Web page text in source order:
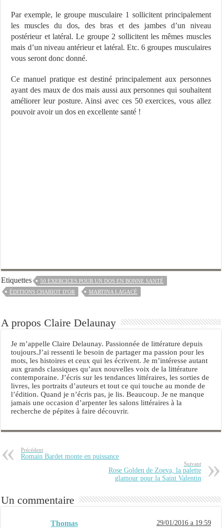
Par exemple, le groupe musculaire 1 sollicitent principalement
les muscles du dos, des bras et des jambes d’un niveau
postérieur et latéral. Le groupe 2 sollicitent les mêmes muscles
mais d’un niveau antérieur et latéral. Etc. 6 groupes musculaires
vous seront donc donné.
Ce manuel pratique est destiné principalement aux personnes
ayant des maux de dos mais aussi aux personnes qui souhaitent
améliorer leur posture. Ainsi avec ces 50 exercices, vous allez
pouvoir avoir un dos en excellente santé !
Etiquettes
50 EXERCICES POUR UN DOS EN BONNE SANTÉ
ÉDITIONS CHARIOT D'OR
MARTINA LAGACÉ
A propos Claire Delaunay
Je m’appelle Claire Delaunay. Passionnée de littérature depuis
toujours.J’ai ressenti le besoin de partager ma passion pour les
mots, les histoires et ceux qui les écrivent. Je m’intéresse autant
aux grands classiques qu’aux nouvelles voix de la littérature
contemporaine. J’écris sur les tendances littéraires, les sorties de
livres, les portraits d’auteurs et tout ce qui touche au monde de
l’édition. Quand je n’écris pas, je lis. Beaucoup. Je ne manque
jamais une occasion d’arpenter les salons littéraires à la
recherche de pépites à faire découvrir.
Précédent
Romain Bardet monte en puissance
Suivant
Rose Golden de Zoeva, la palette
glamour pour la Saint Valentin
Un commentaire
Thomas 29/01/2016 a 19:59